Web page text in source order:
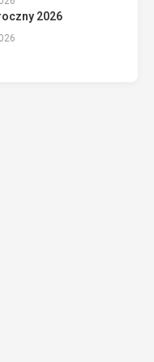
2026